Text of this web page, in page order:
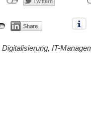
Digitalisierung, IT-